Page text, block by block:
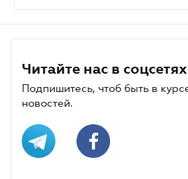
Читайте нас в
Подпишитесь, чтоб быть в
новостей.